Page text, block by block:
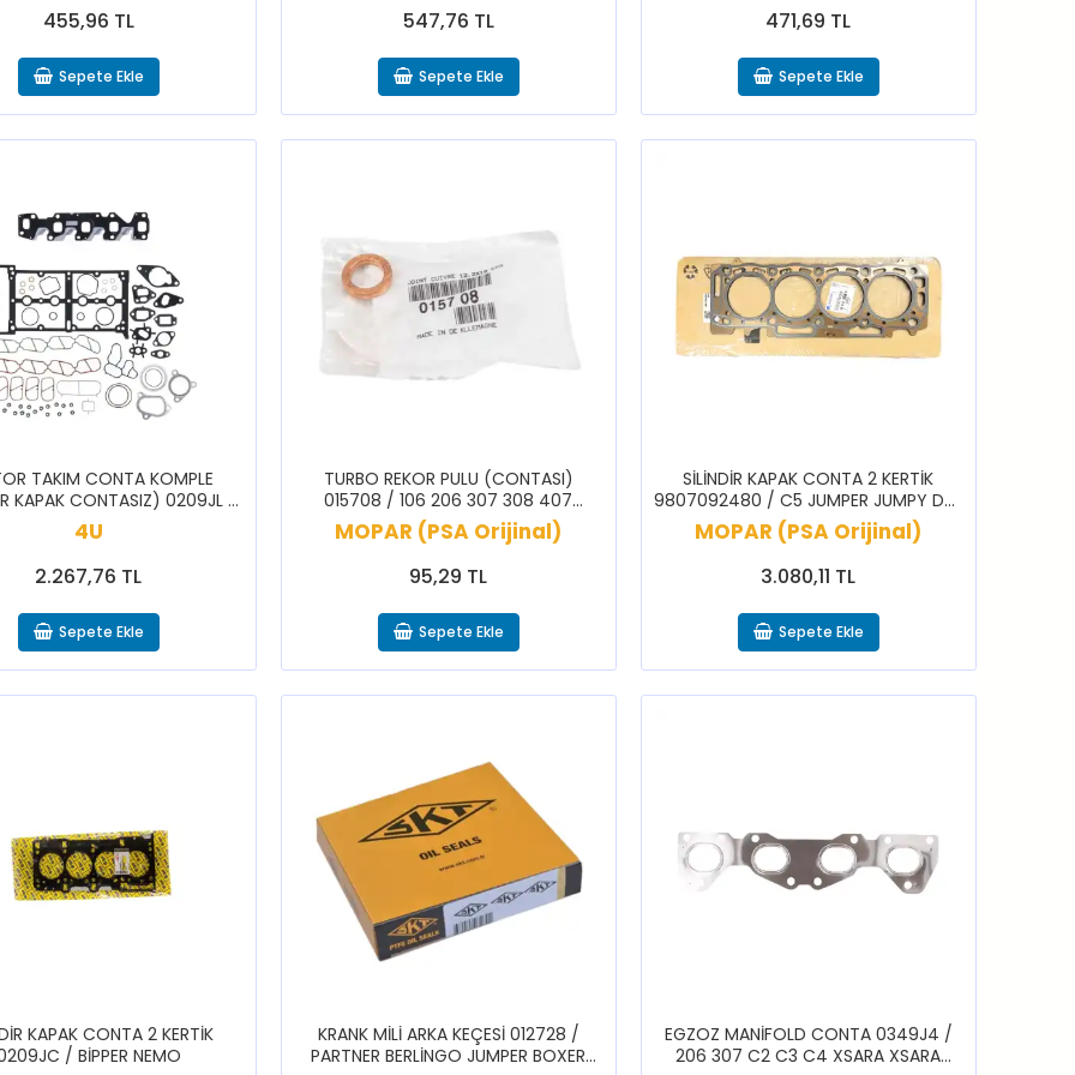
455,96 TL
Sepete Ekle
547,76 TL
Sepete Ekle
471,69 TL
Sepete Ekle
TAKIM CONTA KOMPLE
KAPAK CONTASIZ) 0209JL /
NEMO BİPPER
4U
2.267,76 TL
Sepete Ekle
TURBO REKOR PULU (CONTASI)
015708 / 106 206 307 308 407
PARTNER BERLİNGO C3 C4 C5 301
CELYSEE
MOPAR (PSA Orijinal)
95,29 TL
Sepete Ekle
SİLİNDİR KAPAK CONTA 2 KERTİK
9807092480 / C5 JUMPER JUMPY DS5
508 BOXER EXPERT TRAVELLER
MOPAR (PSA Orijinal)
3.080,11 TL
Sepete Ekle
KAPAK CONTA 2 KERTİK
/ BİPPER NEMO
KRANK MİLİ ARKA KEÇESİ 012728 /
PARTNER BERLİNGO JUMPER BOXER
EGZOZ MANİFOLD CONTA 0349J4 /
206 307 C2 C3 C4 XSARA XSARA